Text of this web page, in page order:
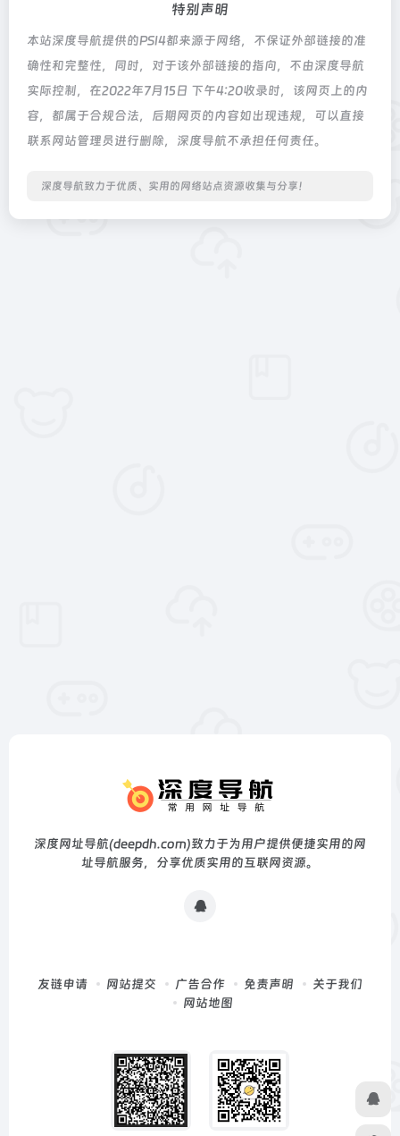
特别声明
本站深度导航提供的PSI4都来源于网络，不保证外部链接的准
确性和完整性，同时，对于该外部链接的指向，不由深度导航
实际控制，在2022年7月15日 下午4:20收录时，该网页上的内
容，都属于合规合法，后期网页的内容如出现违规，可以直接
联系网站管理员进行删除，深度导航不承担任何责任。
深度导航致力于优质、实用的网络站点资源收集与分享！
深度网址导航(deepdh.com)致力于为用户提供便捷实用的网
址导航服务，分享优质实用的互联网资源。
友链申请 网站提交 广告合作 免责声明
关于我们
网站地图